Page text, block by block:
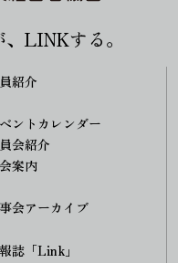
LINKする。
紹介
ントカレンダー
会紹介
案内
会アーカイブ
誌「Link」